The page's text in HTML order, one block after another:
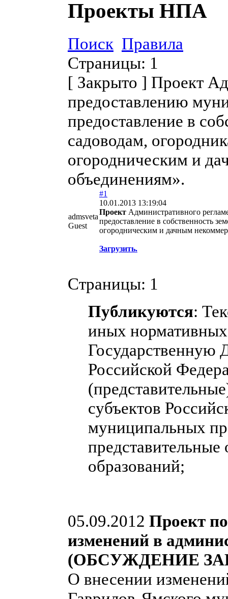
Проекты НПА
Поиск Правила
Страницы: 1
[ Закрыто ] Проект
предоставлению
предоставление в
садоводам,
огородническим и
объединениям».
admsveta
Guest
#1
10.01.2013 13:19:04
Проект Административного
предоставление в собственность
огородническим и дачным
Загрузить.
Страницы: 1
Публикуются:
иных
Государственную
Российской
субъектов
муниципальных
образований;
05.09.2012 Проект
изменений в
(ОБСУЖДЕНИЕ
О внесении